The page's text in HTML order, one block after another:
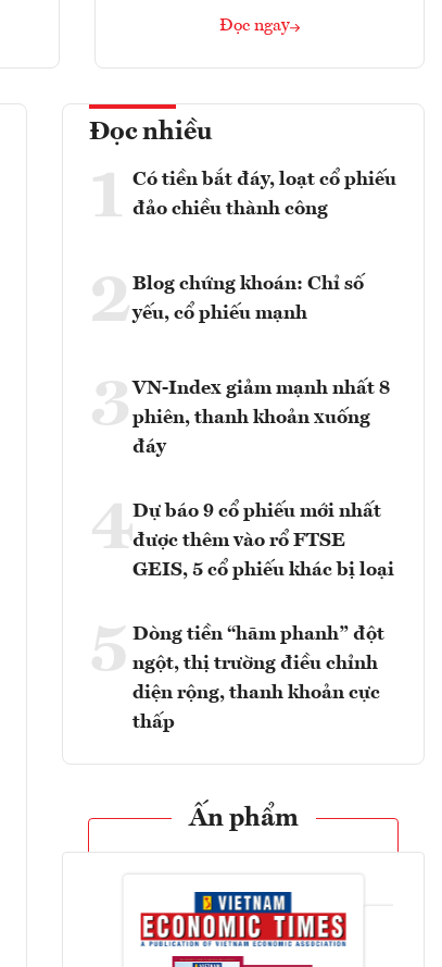
Đọc ngay
Đọc nhiều
1 Có tiền bắt đáy, loạt cổ phiếu
đảo chiều thành công
2Blog chứng khoán: Chỉ số
yếu, cổ phiếu mạnh
3 VN-Index giảm mạnh nhất 8
phiên, thanh khoản xuống
đáy
4Dự báo 9 cổ phiếu mới nhất
được thêm vào rổ FTSE
GEIS, 5 cổ phiếu khác bị loại
5 Dòng tiền “hãm phanh” đột
ngột, thị trường điều chỉnh
diện rộng, thanh khoản cực
thấp
Ấn phẩm